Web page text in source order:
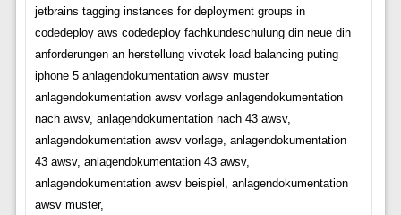
jetbrains tagging instances for deployment groups in
codedeploy aws codedeploy fachkundeschulung din neue din
anforderungen an herstellung vivotek load balancing puting
iphone 5 anlagendokumentation awsv muster
anlagendokumentation awsv vorlage anlagendokumentation
nach awsv, anlagendokumentation nach 43 awsv,
anlagendokumentation awsv vorlage, anlagendokumentation
43 awsv, anlagendokumentation 43 awsv,
anlagendokumentation awsv beispiel, anlagendokumentation
awsv muster,